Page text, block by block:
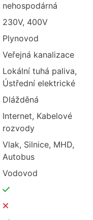
nehospodárná
230V, 400V
Plynovod
Veřejná kanalizace
Lokální tuhá paliva,
Ústřední elektrické
Dlážděná
Internet, Kabelové
rozvody
Vlak, Silnice, MHD,
Autobus
Vodovod